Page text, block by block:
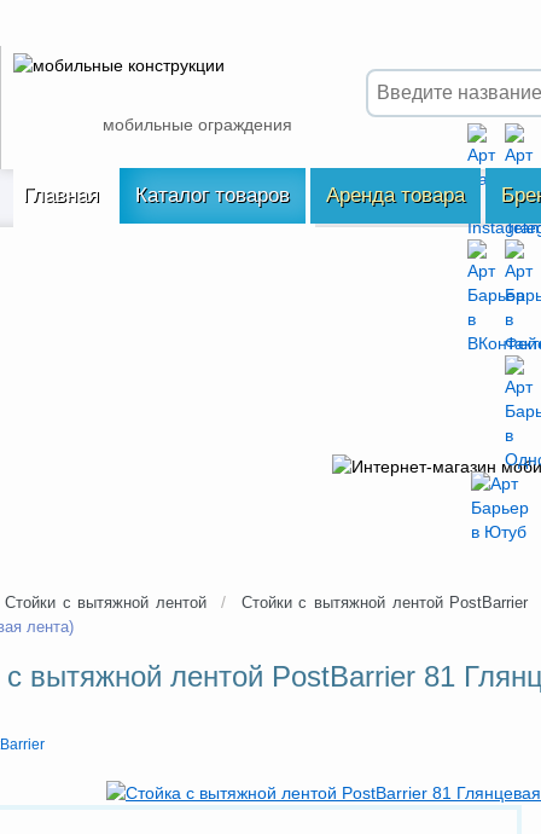
мобильные ограждения
Главная Каталог товаров Аренда товара
Стойки с вытяжной лентой / Стойки с вытяжной лентой PostBarrier
лента)
вытяжной лентой PostBarrier 81